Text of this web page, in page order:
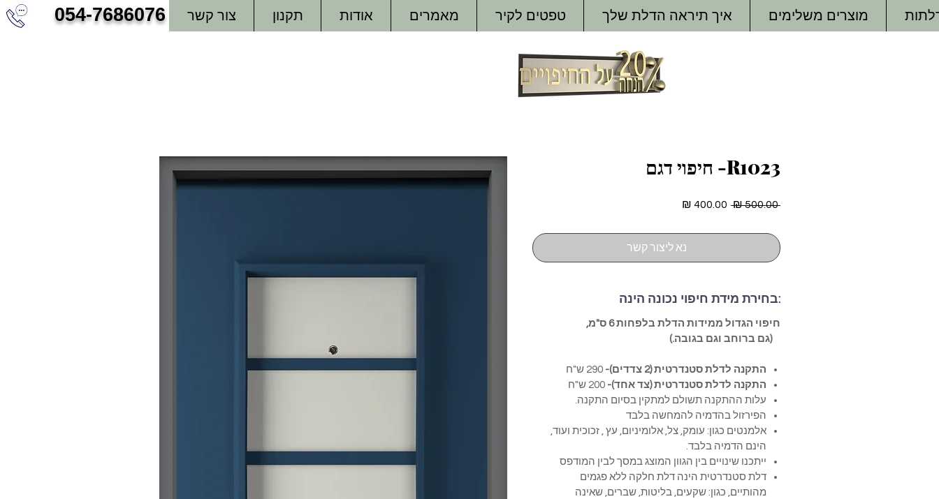
R1023- חיפוי דגם
‏500.00 ‏₪
מחיר
נא ליצור קשר
:בחירת מידת חיפוי נכונה הינה
חיפוי הגדול ממידות הדלת בלפחות 6 ס"מ,
(גם ברוחב וגם בגובה.)
התקנה לדלת סטנדרטית (2 צדדים)-
התקנה לדלת סטנדרטית (צד אחד)- 200 ש"ח
עלות ההתקנה תשולם למתקין בסיום התקנה.
הפירזול בהדמיה להמחשה בלבד
אלמנטים כגון: עומק, צל, אלומיניום, עץ , זכוכית ועוד,
הינם הדמיה בלבד.
ייתכנו שינויים בין הגוון המוצג במסך לבין המודפס
דלת סטנדרטית הינה דלת חלקה ללא פגמים
מהותיים, כגון: שקעים, בליטות, שברים, שאינה
צור קשר תקנון אודות מאמרים טפטים לקיר איך תיראה הדלת שלך מוצרים משלימים 054-7686076